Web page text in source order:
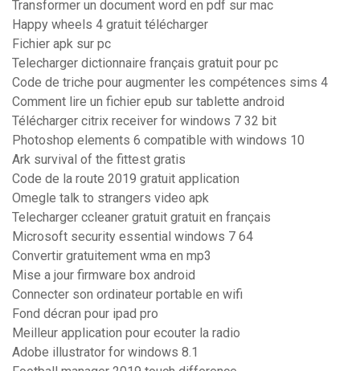
Transformer un document word en pdf sur mac
Happy wheels 4 gratuit télécharger
Fichier apk sur pc
Telecharger dictionnaire français gratuit pour pc
Code de triche pour augmenter les compétences sims 4
Comment lire un fichier epub sur tablette android
Télécharger citrix receiver for windows 7 32 bit
Photoshop elements 6 compatible with windows 10
Ark survival of the fittest gratis
Code de la route 2019 gratuit application
Omegle talk to strangers video apk
Telecharger ccleaner gratuit gratuit en français
Microsoft security essential windows 7 64
Convertir gratuitement wma en mp3
Mise a jour firmware box android
Connecter son ordinateur portable en wifi
Fond décran pour ipad pro
Meilleur application pour ecouter la radio
Adobe illustrator for windows 8.1